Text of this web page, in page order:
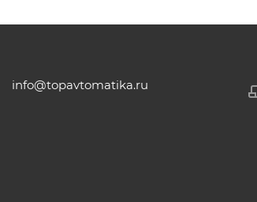
info@topavtomatika.ru